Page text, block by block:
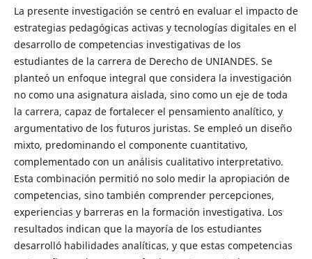
La presente investigación se centró en evaluar el impacto de
estrategias pedagógicas activas y tecnologías digitales en el
desarrollo de competencias investigativas de los
estudiantes de la carrera de Derecho de UNIANDES. Se
planteó un enfoque integral que considera la investigación
no como una asignatura aislada, sino como un eje de toda
la carrera, capaz de fortalecer el pensamiento analítico, y
argumentativo de los futuros juristas. Se empleó un diseño
mixto, predominando el componente cuantitativo,
complementado con un análisis cualitativo interpretativo.
Esta combinación permitió no solo medir la apropiación de
competencias, sino también comprender percepciones,
experiencias y barreras en la formación investigativa. Los
resultados indican que la mayoría de los estudiantes
desarrolló habilidades analíticas, y que estas competencias